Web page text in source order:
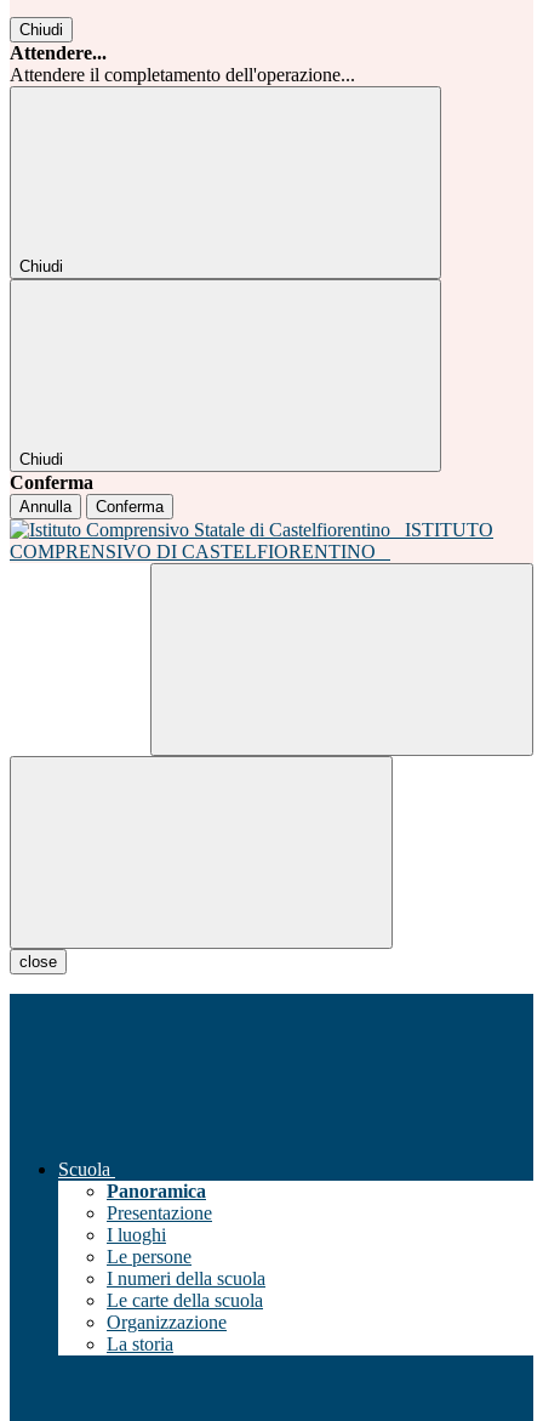
Chiudi
Attendere...
Attendere il completamento dell'operazione...
Chiudi
Chiudi
Conferma
Annulla Conferma
ISTITUTO
COMPRENSIVO DI CASTELFIORENTINO
close
Scuola
Panoramica
Presentazione
I luoghi
Le persone
I numeri della scuola
Le carte della scuola
Organizzazione
La storia